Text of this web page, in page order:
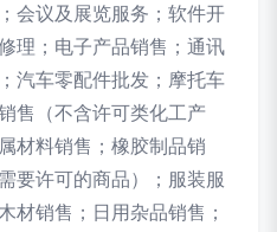
会议及展览服务；软件开
理；电子产品销售；通讯
汽车零配件批发；摩托车
售（不含许可类化工产
材料销售；橡胶制品销
要许可的商品）；服装服
材销售；日用杂品销售；